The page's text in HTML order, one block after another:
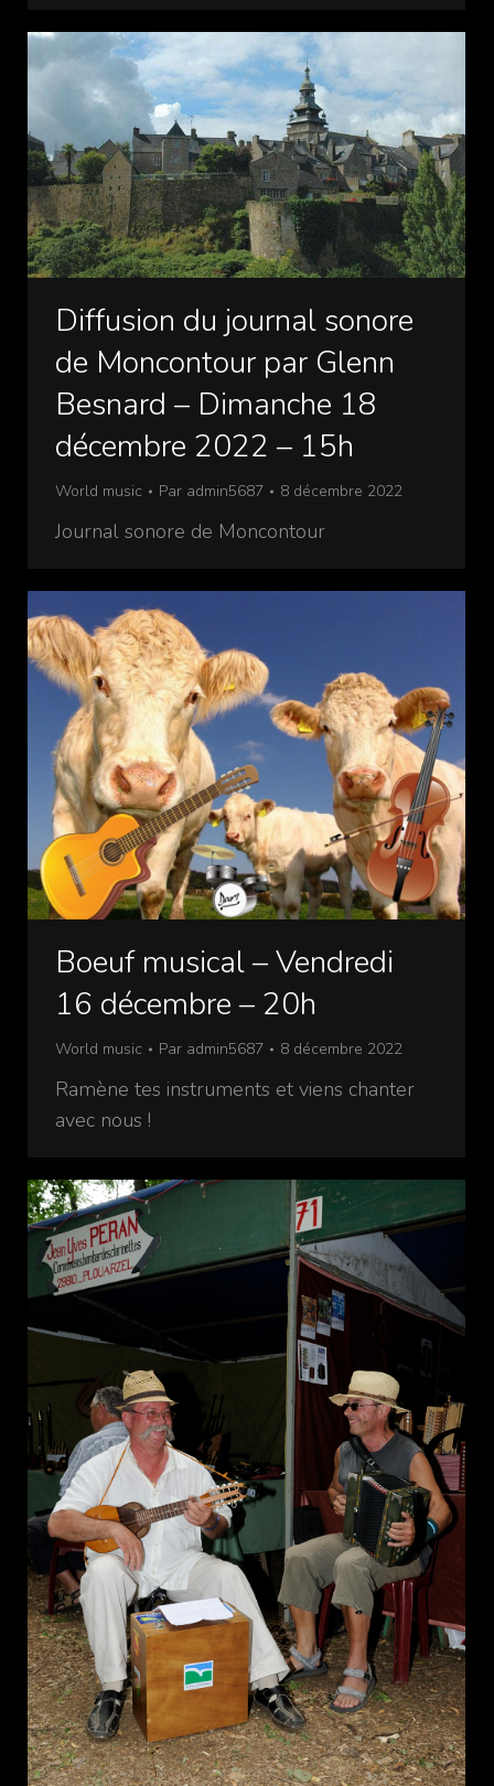
Diffusion du journal sonore
de Moncontour par Glenn
Besnard – Dimanche 18
décembre 2022 – 15h
World music Par admin5687 8 décembre 2022
Journal sonore de Moncontour
Boeuf musical – Vendredi
16 décembre – 20h
World music Par admin5687 8 décembre 2022
Ramène tes instruments et viens chanter
avec nous !